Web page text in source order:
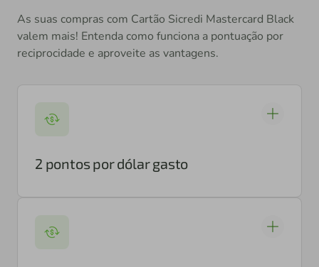
As suas compras com Cartão Sicredi Mastercard Black
valem mais! Entenda como funciona a pontuação por
reciprocidade e aproveite as vantagens.
2 pontos por dólar gasto